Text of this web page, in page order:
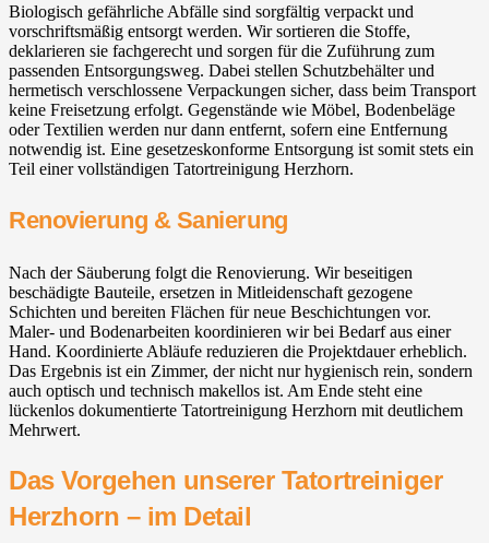
Biologisch gefährliche Abfälle sind sorgfältig verpackt und
vorschriftsmäßig entsorgt werden. Wir sortieren die Stoffe,
deklarieren sie fachgerecht und sorgen für die Zuführung zum
passenden Entsorgungsweg. Dabei stellen Schutzbehälter und
hermetisch verschlossene Verpackungen sicher, dass beim Transport
keine Freisetzung erfolgt. Gegenstände wie Möbel, Bodenbeläge
oder Textilien werden nur dann entfernt, sofern eine Entfernung
notwendig ist. Eine gesetzeskonforme Entsorgung ist somit stets ein
Teil einer vollständigen Tatortreinigung Herzhorn.
Renovierung & Sanierung
Nach der Säuberung folgt die Renovierung. Wir beseitigen
beschädigte Bauteile, ersetzen in Mitleidenschaft gezogene
Schichten und bereiten Flächen für neue Beschichtungen vor.
Maler- und Bodenarbeiten koordinieren wir bei Bedarf aus einer
Hand. Koordinierte Abläufe reduzieren die Projektdauer erheblich.
Das Ergebnis ist ein Zimmer, der nicht nur hygienisch rein, sondern
auch optisch und technisch makellos ist. Am Ende steht eine
lückenlos dokumentierte Tatortreinigung Herzhorn mit deutlichem
Mehrwert.
Das Vorgehen unserer Tatortreiniger
Herzhorn – im Detail